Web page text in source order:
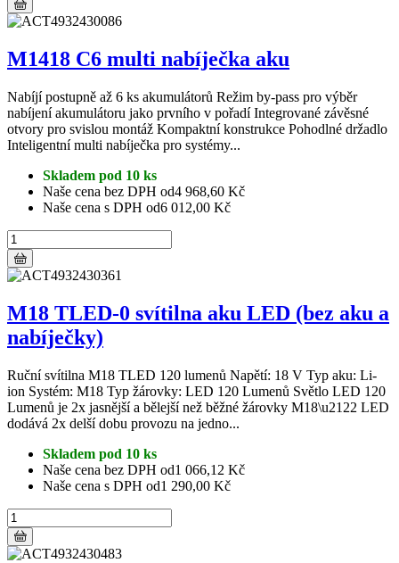
M1418 C6 multi nabíječka aku
Nabíjí postupně až 6 ks akumulátorů Režim by-pass pro výběr
nabíjení akumulátoru jako prvního v pořadí Integrované závěsné
otvory pro svislou montáž Kompaktní konstrukce Pohodlné držadlo
Inteligentní multi nabíječka pro systémy...
Skladem pod 10 ks
Naše cena bez DPH od4 968,60 Kč
Naše cena s DPH od6 012,00 Kč
M18 TLED-0 svítilna aku LED (bez aku a
nabíječky)
Ruční svítilna M18 TLED 120 lumenů Napětí: 18 V Typ aku: Li-
ion Systém: M18 Typ žárovky: LED 120 Lumenů Světlo LED 120
Lumenů je 2x jasnější a bělejší než běžné žárovky M18\u2122 LED
dodává 2x delší dobu provozu na jedno...
Skladem pod 10 ks
Naše cena bez DPH od1 066,12 Kč
Naše cena s DPH od1 290,00 Kč